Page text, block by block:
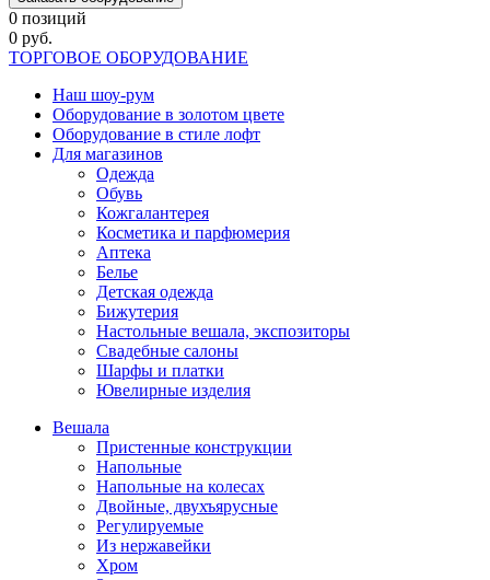
0 позиций
0 руб.
ТОРГОВОЕ ОБОРУДОВАНИЕ
Наш шоу-рум
Оборудование в золотом цвете
Оборудование в стиле лофт
Для магазинов
Одежда
Обувь
Кожгалантерея
Косметика и парфюмерия
Аптека
Белье
Детская одежда
Бижутерия
Настольные вешала, экспозиторы
Свадебные салоны
Шарфы и платки
Ювелирные изделия
Вешала
Пристенные конструкции
Напольные
Напольные на колесах
Двойные, двухъярусные
Регулируемые
Из нержавейки
Хром